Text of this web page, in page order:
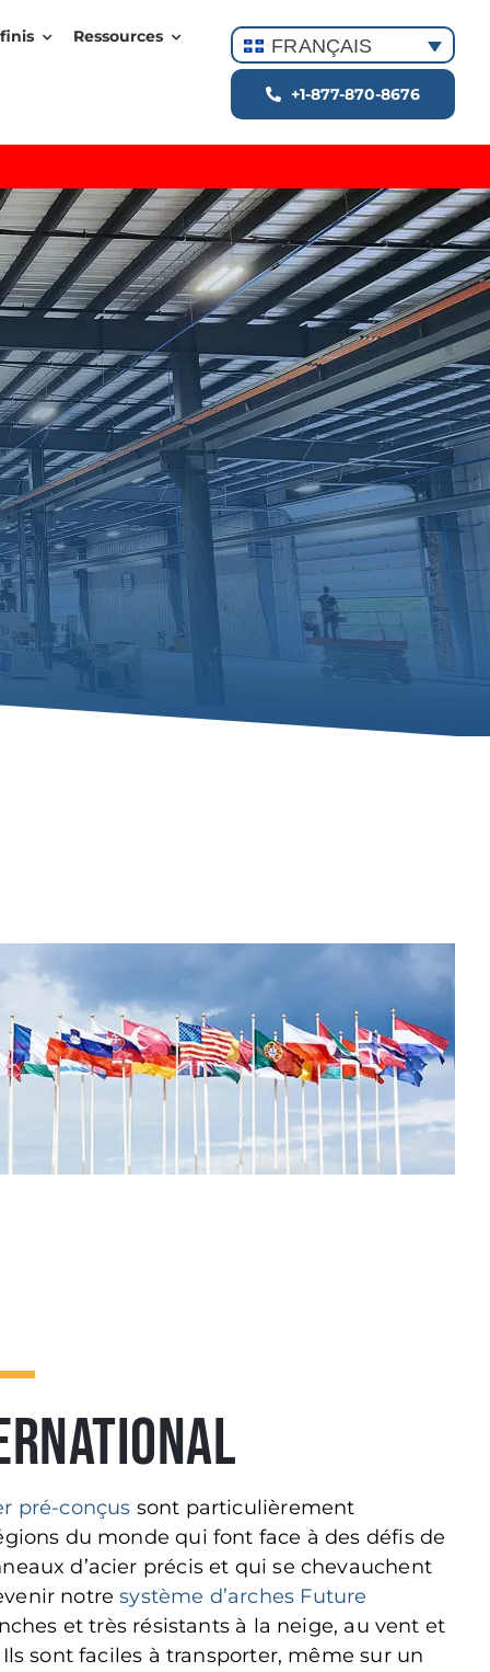
Ressources FRANÇAIS
+1-877-870-8676
pré-conçus sont particulièrement
du monde qui font face à des défis de
d’acier précis et qui se chevauchent
notresystème d’arches Future
et très résistants à la neige, au vent et
sont faciles à transporter, même sur un